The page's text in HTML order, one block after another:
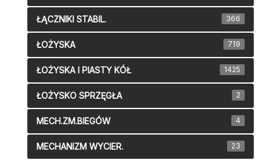
ŁĄCZNIKI STABIL. 366
ŁOŻYSKA 719
ŁOŻYSKA I PIASTY KÓŁ 1425
ŁOŻYSKO SPRZĘGŁA 2
MECH.ZM.BIEGÓW 4
MECHANIZM WYCIER. 23